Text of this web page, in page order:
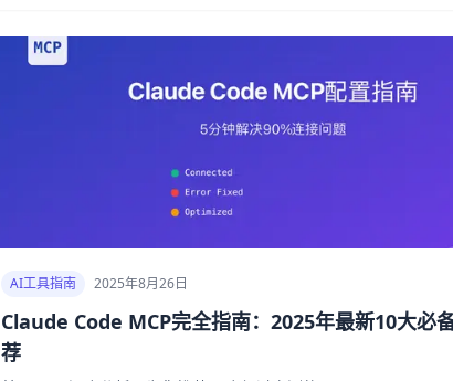
AI工具指南 2025年8月26日
Claude Code MCP完全指南：2025年最新10大必
荐